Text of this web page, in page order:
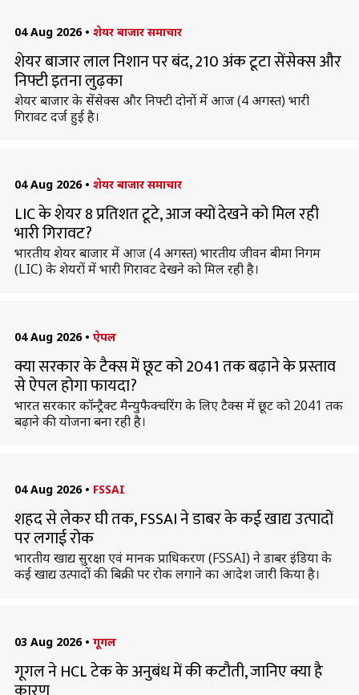
04 Aug 2026 • शेयर बाजार समाचार
शेयर बाजार लाल निशान पर बंद, 210 अंक टूटा सेंसेक्स और
निफ्टी इतना लुढ़का
शेयर बाजार के सेंसेक्स और निफ्टी दोनों में आज (4 अगस्त) भारी
गिरावट दर्ज हुई है।
04 Aug 2026 • शेयर बाजार समाचार
LIC के शेयर 8 प्रतिशत टूटे, आज क्यों देखने को मिल रही
भारी गिरावट?
भारतीय शेयर बाजार में आज (4 अगस्त) भारतीय जीवन बीमा निगम
(LIC) के शेयरों में भारी गिरावट देखने को मिल रही है।
04 Aug 2026 • ऐपल
क्या सरकार के टैक्स में छूट को 2041 तक बढ़ाने के प्रस्ताव
से ऐपल होगा फायदा?
भारत सरकार कॉन्ट्रैक्ट मैन्युफैक्चरिंग के लिए टैक्स में छूट को 2041 तक
बढ़ाने की योजना बना रही है।
04 Aug 2026 • FSSAI
शहद से लेकर घी तक, FSSAI ने डाबर के कई खाद्य उत्पादों
पर लगाई रोक
भारतीय खाद्य सुरक्षा एवं मानक प्राधिकरण (FSSAI) ने डाबर इंडिया के
कई खाद्य उत्पादों की बिक्री पर रोक लगाने का आदेश जारी किया है।
03 Aug 2026 • गूगल
गूगल ने HCL टेक के अनुबंध में की कटौती, जानिए क्या है